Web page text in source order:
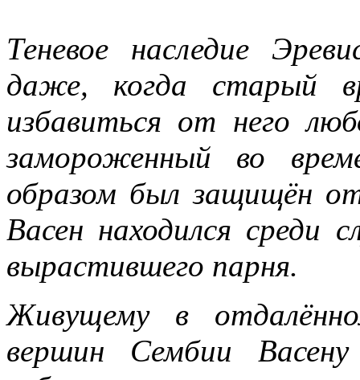
Теневое наследие
даже, когда старый
избавиться от него
замороженный во
образом был защищён
Васен находился среди
вырастившего парня.
Живущему в
вершин Сембии